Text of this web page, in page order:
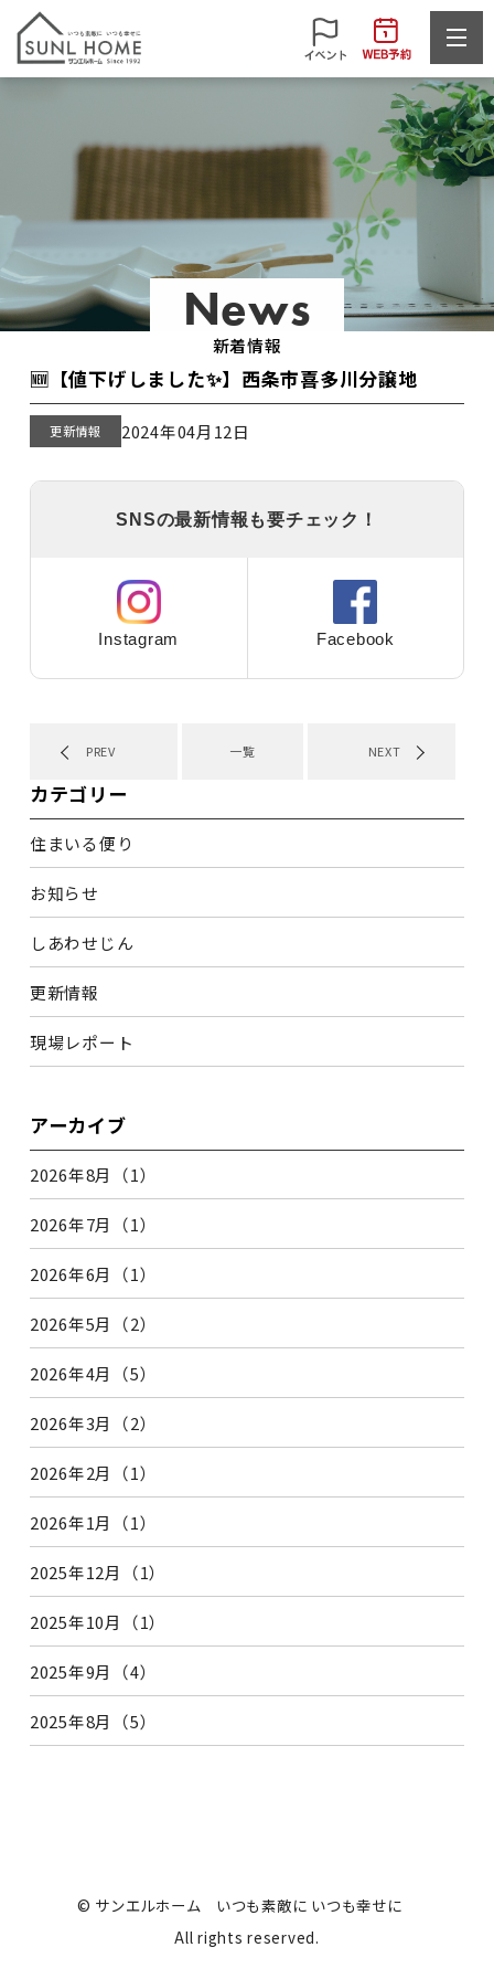
News
新着情報
🆕【値下げしました✨】西条市喜多川分譲地
更新情報 2024年04月12日
SNSの最新情報も要チェック！
Instagram Facebook
PREV 一覧 NEXT
カテゴリー
住まいる便り
お知らせ
しあわせじん
更新情報
現場レポート
アーカイブ
2026年8月（1）
2026年7月（1）
2026年6月（1）
2026年5月（2）
2026年4月（5）
2026年3月（2）
2026年2月（1）
2026年1月（1）
2025年12月（1）
2025年10月（1）
2025年9月（4）
2025年8月（5）
© サンエルホーム いつも素敵に いつも幸せに
All rights reserved.